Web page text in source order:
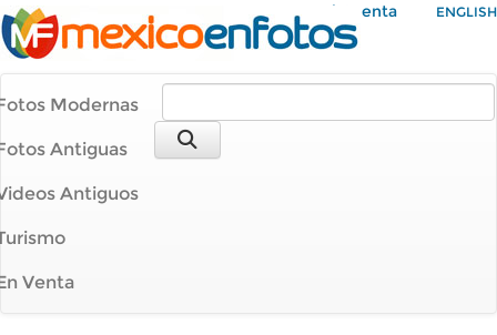
Mi Cuenta ENGLISH
Modernas
Antiguas
Antiguos
Venta